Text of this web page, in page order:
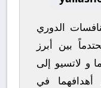
الدوري
بين أبرز
و لاتسيو إلى
أهدافهما في